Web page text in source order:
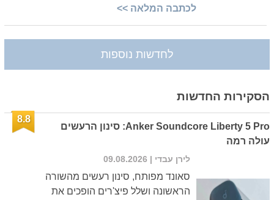
לכתבה המלאה >>
לחדשות נוספות
הסקירות החדשות
Anker Soundcore Liberty 5 Pro: סינון הרעשים
עולה רמה
8.8
לירן עבדי | 09.08.2026
סאונד מפותח, סינון רעשים מהשורה
הראשונה ושלל פיצ'רים הופכים את